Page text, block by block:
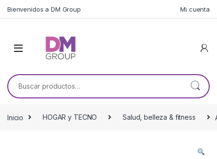
Bienvenidos a DM Group Mi cuenta
Buscar por:
Inicio HOGAR y TECNO Salud, belleza & fitness